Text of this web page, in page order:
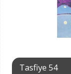
Tasfiye 54